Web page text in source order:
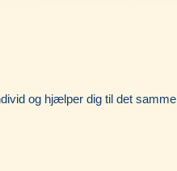
og hjælper dig til det samme